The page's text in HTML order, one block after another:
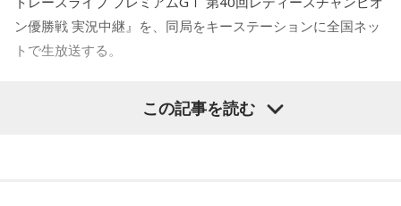
金子「中国は気に入らないこともたくさんあるけど、貿易の
利益やいろいろ考えたうえで、ここまでは許される、ここか
えさせる必要があるのか、と。中国を敵国扱いすることで日
本が失うものは非常に大きい」
ン優勝戦 実況中継』を、同局をキーステーションに全国ネッ
トで生放送する。
女子レーサーの頂点を決するプレミアムGⅠ競走「レディース
チャンピオン」。今年で40回目を迎えるこのレースは、山口
この記事を読む